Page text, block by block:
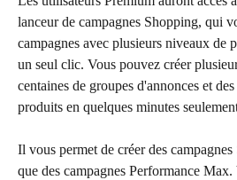
lanceur de campagnes Shopping, qui
campagnes avec plusieurs niveaux de
un seul clic. Vous pouvez créer
centaines de groupes d'annonces et
produits en quelques minutes
Il vous permet de créer des
que des campagnes Performance